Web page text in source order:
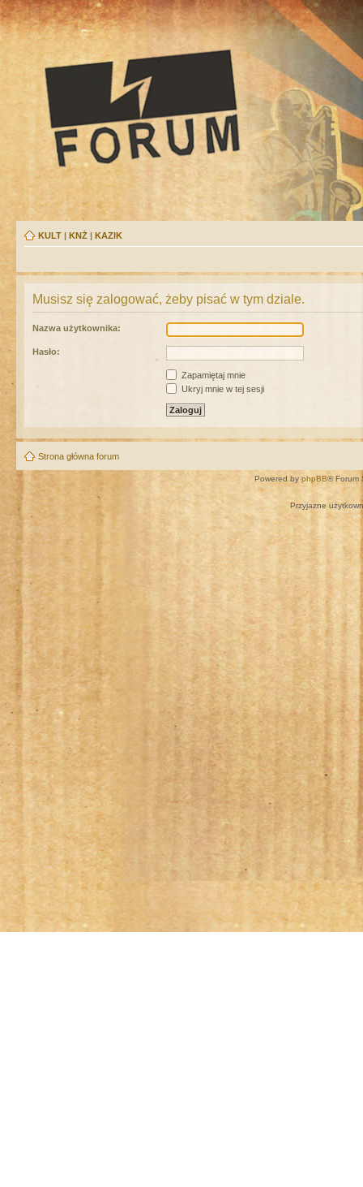
KULT | KNŻ | KAZIK
Musisz się zalogować, żeby pisać w tym dziale.
Nazwa użytkownika:
Hasło:
Zapamiętaj mnie
Ukryj mnie w tej sesji
Strona główna forum
Powered by phpBB® Forum
Przyjazne